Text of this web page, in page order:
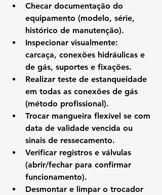
Checar documentação do
equipamento (modelo, série,
histórico de manutenção).
Inspecionar visualmente:
carcaça, conexões hidráulicas e
de gás, suportes e fixações.
Realizar teste de estanqueidade
em todas as conexões de gás
(método profissional).
Trocar mangueira flexível se com
data de validade vencida ou
sinais de ressecamento.
Verificar registros e válvulas
(abrir/fechar para confirmar
funcionamento).
Desmontar e limpar o trocador